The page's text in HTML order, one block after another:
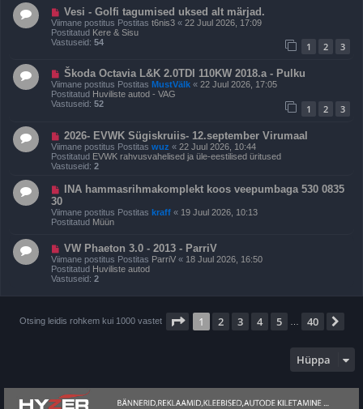
ss
t
i
t
U
u
s
p
o
t
u
s
Vesi - Golfi tagumised uksed alt märjad.
Viimane postitus Postitas t6nis3 « 22 Juul 2026, 17:09
Postitatud Kere & Sisu
Vastuseid: 54 1 2 3
U
u
s
p
o
t
u
s
Škoda Octavia L&K 2.0TDI 110KW 2018.a - Pulku
Viimane postitus Postitas MustVälk « 22 Juul 2026, 17:05
Postitatud Huviliste autod - VAG
Vastuseid: 52 1 2 3
U
u
s
p
o
i
t
u
2026- EVWK Sügiskruiis- 12.september Virumaal
Viimane postitus Postitas wuz « 22 Juul 2026, 10:44
Postitatud EVWK rahvusvahelised ja üle-eestilised üritused
Vastuseid: 2
U
u
s
p
o
t
u
s
INA hammasrihmakomplekt koos veepumbaga 530 0835
30
Viimane postitus Postitas kraff « 19 Juul 2026, 10:13
Postitatud Müün
U
u
s
p
o
s
t
VW Phaeton 3.0 - 2013 - ParriV
Viimane postitus Postitas ParriV « 18 Juul 2026, 16:50
Postitatud Huviliste autod
Vastuseid: 2
Otsing leidis rohkem kui 1000 vastet . leht40 -st
1 2 3 4 5 40
Hüppa